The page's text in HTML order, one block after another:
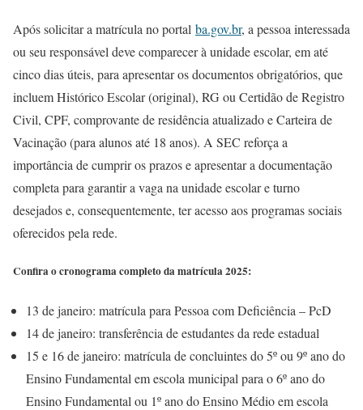
Após solicitar a matrícula no portal ba.gov.br, a pessoa interessada
ou seu responsável deve comparecer à unidade escolar, em até
cinco dias úteis, para apresentar os documentos obrigatórios, que
incluem Histórico Escolar (original), RG ou Certidão de Registro
Civil, CPF, comprovante de residência atualizado e Carteira de
Vacinação (para alunos até 18 anos). A SEC reforça a
importância de cumprir os prazos e apresentar a documentação
completa para garantir a vaga na unidade escolar e turno
desejados e, consequentemente, ter acesso aos programas sociais
oferecidos pela rede.
Confira o cronograma completo da matrícula 2025:
13 de janeiro: matrícula para Pessoa com Deficiência – PcD
14 de janeiro: transferência de estudantes da rede estadual
15 e 16 de janeiro: matrícula de concluintes do 5º ou 9º ano do
Ensino Fundamental em escola municipal para o 6º ano do
Ensino Fundamental ou 1º ano do Ensino Médio em escola